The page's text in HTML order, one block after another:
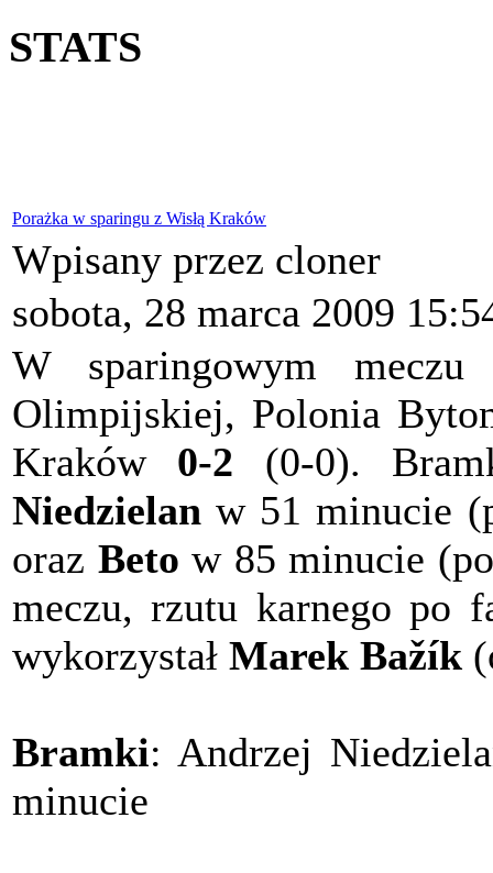
STATS
Porażka w sparingu z Wisłą Kraków
Wpisany przez cloner
sobota, 28 marca 2009
W sparingowym
Olimpijskiej, Polonia
Kraków 0-2 (0-0).
Niedzielan w 51 minucie
oraz Beto w 85 minucie
meczu, rzutu karnego po
wykorzystał Marek Bažík
Bramki: Andrzej
minucie